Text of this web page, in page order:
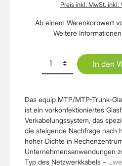
Das equip MTP/MTP-Trunk-
ist ein vorkonfektioniertes
Verkabelungssystem, das
die steigende Nachfrage nach
hoher Dichte in
Unternehmensanwendungen
Typ des Netzwerkkabels – ...
Preis inkl. MwSt. inkl.
Ab einem Warenkorbwert
Weitere
In den